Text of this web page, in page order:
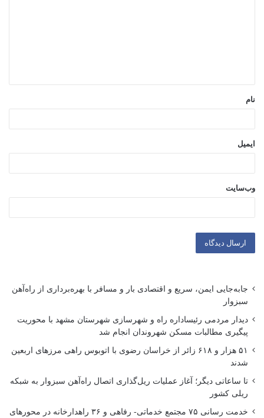
*
نام
ایمیل
وب‌سایت
جابه‌جایی ایمن، سریع و اقتصادی بار و مسافر با بهره‌برداری از راه‌آهن
سبزوار
دیدار مردمی رئیساداره راه و شهرسازی شهرستان مشهد با محوریت
پیگیری مطالبات مسکن شهروندان انجام شد
۵۱ هزار و ۶۱۸ زائر از خراسان رضوی با اتوبوس راهی مرزهای اربعین
شدند
تا ساعاتی دیگر؛ آغاز عملیات ریل‌گذاری اتصال راه‌آهن سبزوار به شبکه
ریلی کشور
خدمت رسانی ۷۵ مجتمع خدماتی- رفاهی و ۳۶ راهدارخانه در محورهای